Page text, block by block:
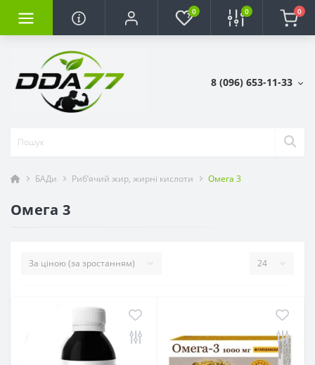
0 0 0
8 (096) 653-11-33
БАДи Риб’ячий жир, жирні кислоти Омега 3
Омега 3